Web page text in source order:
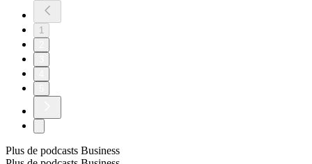
1
Plus de podcasts Business